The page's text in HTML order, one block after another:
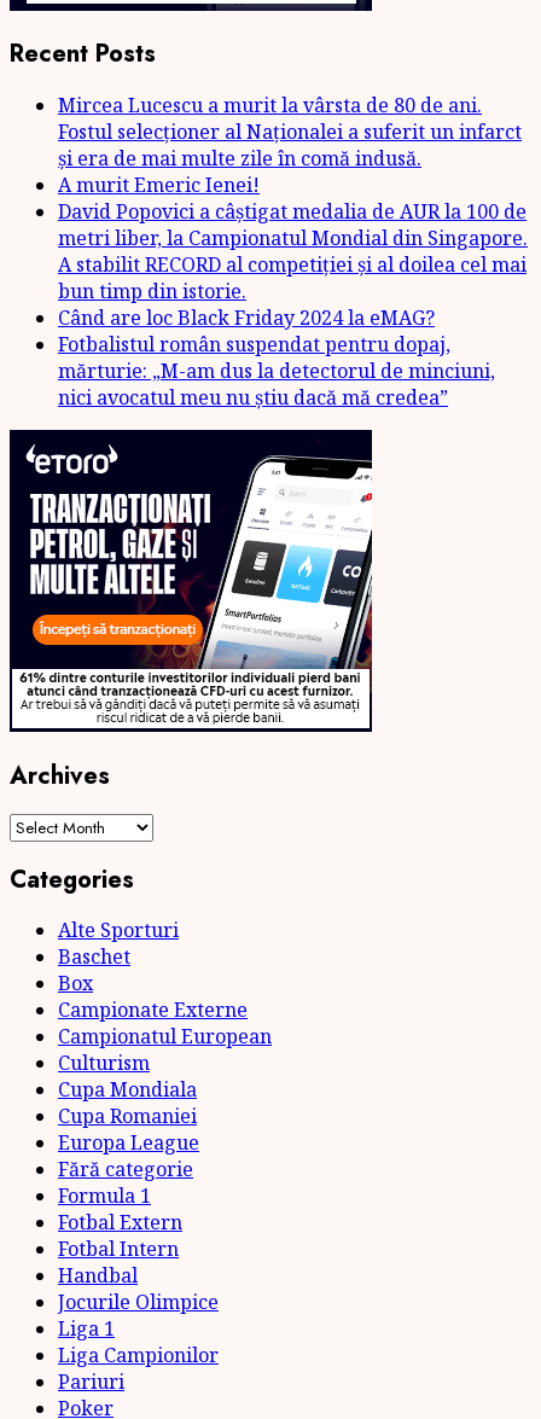
Recent Posts
Mircea Lucescu a murit la vârsta de 80 de ani.
Fostul selecționer al Naționalei a suferit un infarct
și era de mai multe zile în comă indusă.
A murit Emeric Ienei!
David Popovici a câștigat medalia de AUR la 100 de
metri liber, la Campionatul Mondial din Singapore.
A stabilit RECORD al competiției și al doilea cel mai
bun timp din istorie.
Când are loc Black Friday 2024 la eMAG?
Fotbalistul român suspendat pentru dopaj,
mărturie: „M-am dus la detectorul de minciuni,
nici avocatul meu nu știu dacă mă credea”
Archives
Archives
Categories
Alte Sporturi
Baschet
Box
Campionate Externe
Campionatul European
Culturism
Cupa Mondiala
Cupa Romaniei
Europa League
Fără categorie
Formula 1
Fotbal Extern
Fotbal Intern
Handbal
Jocurile Olimpice
Liga 1
Liga Campionilor
Pariuri
Poker